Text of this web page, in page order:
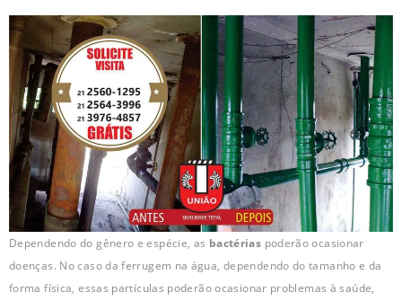
Dependendo do gênero e espécie, as bactérias poderão ocasionar
doenças. No caso da ferrugem na água, dependendo do tamanho e da
forma física, essas partículas poderão ocasionar problemas à saúde,